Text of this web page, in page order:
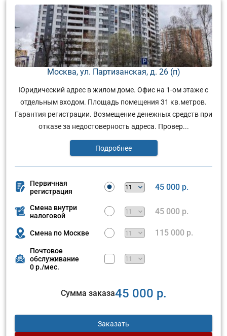
Москва, ул. Партизанская, д. 26 (п)
Юридический адрес в жилом доме. Офис на 1-ом этаже с
отдельным входом. Площадь помещения 31 кв.метров.
Гарантия регистрации. Возмещение денежных средств при
отказе за недостоверность адреса. Провер...
Подробнее
Первичная
регистрация
45 000 р.
Смена внутри
налоговой
45 000 р.
Смена по Москве 115 000 р.
Почтовое
обслуживание
0 р./мес.
Сумма заказа45 000 р.
Заказать